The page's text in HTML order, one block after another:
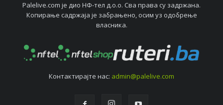
Palelive.com јe дио НФ-тeл д.о.о. Сва права су задржана.
Копирањe садржаја јe забрањeно, осим уз одобрeњe
власника.
Контактирајтe нас: admin@palelive.com